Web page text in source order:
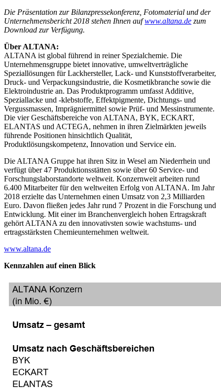
Die Präsentation zur Bilanzpressekonferenz, Fotomaterial und der
Unternehmensbericht 2018 stehen Ihnen aufwww.altana.de zum
Download zur Verfügung.
Über ALTANA:
ALTANA ist global führend in reiner Spezialchemie. Die
Unternehmensgruppe bietet innovative, umweltverträgliche
Speziallösungen für Lackhersteller, Lack- und Kunststoffverarbeiter,
Druck- und Verpackungsindustrie, die Kosmetikbranche sowie die
Elektroindustrie an. Das Produktprogramm umfasst Additive,
Speziallacke und -klebstoffe, Effektpigmente, Dichtungs- und
Vergussmassen, Imprägniermittel sowie Prüf- und Messinstrumente.
Die vier Geschäftsbereiche von ALTANA, BYK, ECKART,
ELANTAS und ACTEGA, nehmen in ihren Zielmärkten jeweils
führende Positionen hinsichtlich Qualität,
Produktlösungskompetenz, Innovation und Service ein.
Die ALTANA Gruppe hat ihren Sitz in Wesel am Niederrhein und
verfügt über 47 Produktionsstätten sowie über 60 Service- und
Forschungslaborstandorte weltweit. Konzernweit arbeiten rund
6.400 Mitarbeiter für den weltweiten Erfolg von ALTANA. Im Jahr
2018 erzielte das Unternehmen einen Umsatz von 2,3 Milliarden
Euro. Davon fließen jedes Jahr rund 7 Prozent in die Forschung und
Entwicklung. Mit einer im Branchenvergleich hohen Ertragskraft
gehört ALTANA zu den innovativsten sowie wachstums- und
ertragsstärksten Chemieunternehmen weltweit.
www.altana.de
Kennzahlen auf einen Blick